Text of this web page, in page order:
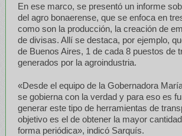
En ese marco, se presentó un informe
del agro bonaerense, que se enfoca en
como son la producción, la creación de
de divisas. Allí se destaca, por ejemplo,
de Buenos Aires, 1 de cada 8 puestos de
generados por la agroindustria.
«Desde el equipo de la Gobernadora
se gobierna con la verdad y para eso es
generar este tipo de herramientas de
objetivo es el de obtener la mayor
forma periódica», indicó Sarquís.